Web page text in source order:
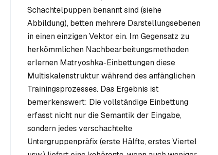
Schachtelpuppen benannt sind (siehe
Abbildung), betten mehrere Darstellungsebenen
in einen einzigen Vektor ein. Im Gegensatz zu
herkömmlichen Nachbearbeitungsmethoden
erlernen Matryoshka-Einbettungen diese
Multiskalenstruktur während des anfänglichen
Trainingsprozesses. Das Ergebnis ist
bemerkenswert: Die vollständige Einbettung
erfasst nicht nur die Semantik der Eingabe,
sondern jedes verschachtelte
Untergruppenpräfix (erste Hälfte, erstes Viertel